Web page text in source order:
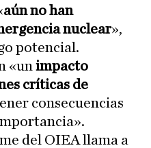
aún no han
nuclear»,
potencial.
«un impacto
críticas de
consecuencias
del OIEA llama a